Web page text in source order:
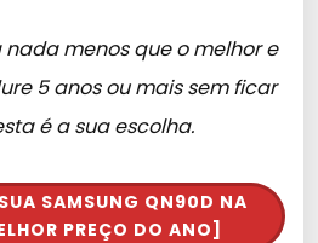
menos que o melhor e
5 anos ou mais sem ficar
é a sua escolha.
SAMSUNG QN90D NA
PREÇO DO ANO]